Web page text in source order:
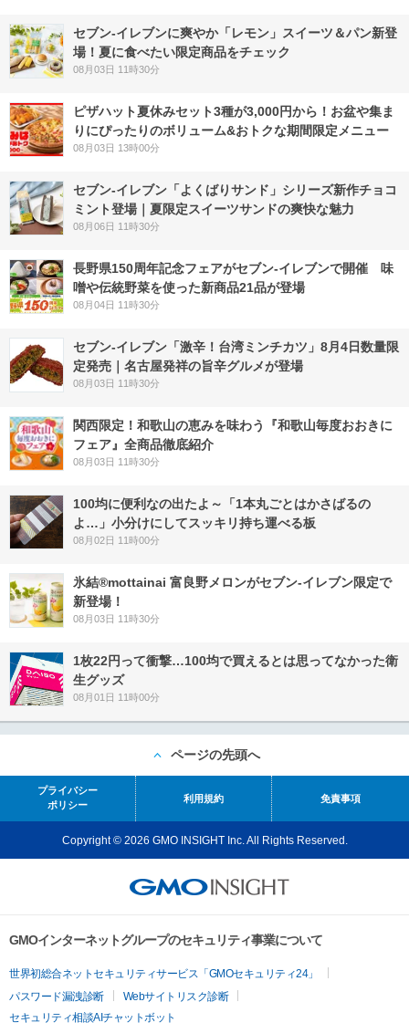
セブン‐イレブンに爽やか「レモン」スイーツ＆パン新登
場！夏に食べたい限定商品をチェック
08月03日 11時30分
ピザハット夏休みセット3種が3,000円から！お盆や集ま
りにぴったりのボリューム&おトクな期間限定メニュー
08月03日 13時00分
セブン‐イレブン「よくばりサンド」シリーズ新作チョコ
ミント登場｜夏限定スイーツサンドの爽快な魅力
08月06日 11時30分
長野県150周年記念フェアがセブン-イレブンで開催 味
噌や伝統野菜を使った新商品21品が登場
08月04日 11時30分
セブン-イレブン「激辛！台湾ミンチカツ」8月4日数量限
定発売｜名古屋発祥の旨辛グルメが登場
08月03日 11時30分
関西限定！和歌山の恵みを味わう『和歌山毎度おおきに
フェア』全商品徹底紹介
08月03日 11時30分
100均に便利なの出たよ～「1本丸ごとはかさばるの
よ…」小分けにしてスッキリ持ち運べる板
08月02日 11時00分
氷結®mottainai 富良野メロンがセブン‐イレブン限定で
新登場！
08月03日 11時30分
1枚22円って衝撃…100均で買えるとは思ってなかった衛
生グッズ
08月01日 11時00分
ページの先頭へ
プライバシー
ポリシー
利用規約 免責事項
Copyright © 2026 GMO INSIGHT Inc. All Rights Reserved.
GMOインターネットグループのセキュリティ事業について
世界初総合ネットセキュリティサービス「GMOセキュリティ24」
パスワード漏洩診断
Webサイトリスク診断
セキュリティ相談AIチャットボット